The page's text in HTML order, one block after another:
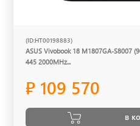
(ID:HT00198883)
ASUS Vivobook 18 M1807GA-S8007
445 2000MHz...
₽ 109 570
в